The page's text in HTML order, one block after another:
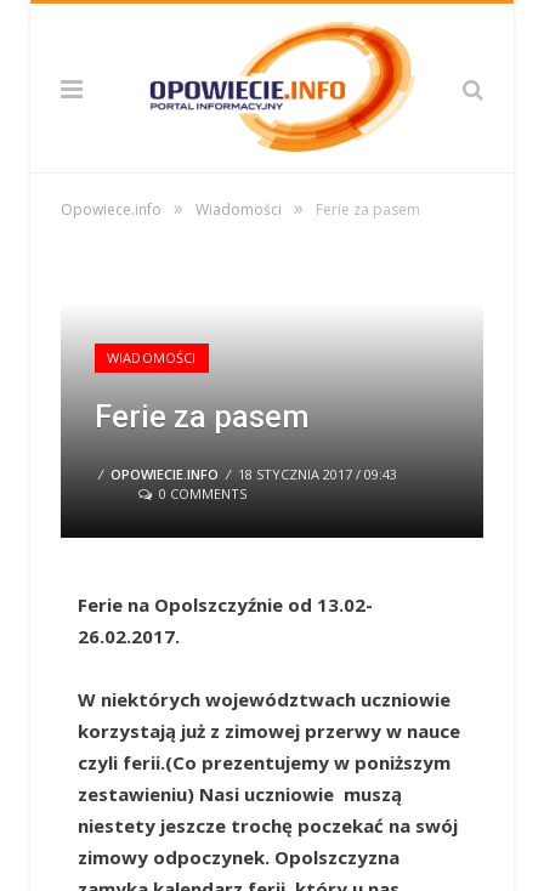
Opowiece.info » Wiadomości » Ferie za pasem
WIADOMOŚCI
Ferie za pasem
/ OPOWIECIE.INFO / 18 STYCZNIA 2017 / 09:43
0 COMMENTS
Ferie na Opolszczyźnie od 13.02-
26.02.2017.
W niektórych województwach uczniowie
korzystają już z zimowej przerwy w nauce
czyli ferii.(Co prezentujemy w poniższym
zestawieniu) Nasi uczniowie muszą
niestety jeszcze trochę poczekać na swój
zimowy odpoczynek. Opolszczyzna